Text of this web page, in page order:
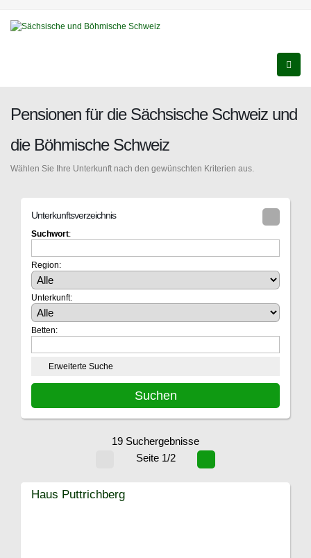
Pensionen für die Sächsische Schweiz und
die Böhmische Schweiz
Wählen Sie Ihre Unterkunft nach den gewünschten Kriterien aus.
Unterkunftsverzeichnis
Suchwort:
Region:
Unterkunft:
Betten:
Erweiterte Suche
19 Suchergebnisse
Seite 1/2
Haus Puttrichberg